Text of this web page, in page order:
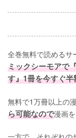
全巻無料で読めるサ
ミックシーモアで
す』1冊を今すぐ
無料で1万冊以上の
ら可能なので漫画